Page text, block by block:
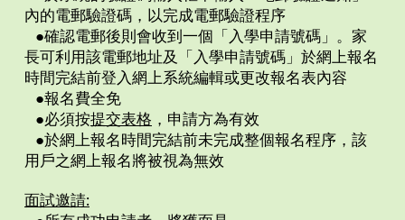
內的電郵驗證碼，以完成電郵驗證程序
●確認電郵後則會收到一個「入學申請號碼」。家
長可利用該電郵地址及「入學申請號碼」於網上報名
時間完結前登入網上系統編輯或更改報名表內容
●報名費全免
●必須按提交表格 ，申請方為有效
●於網上報名時間完結前未完成整個報名程序，該
用戶之網上報名將被視為無效
面試邀請: